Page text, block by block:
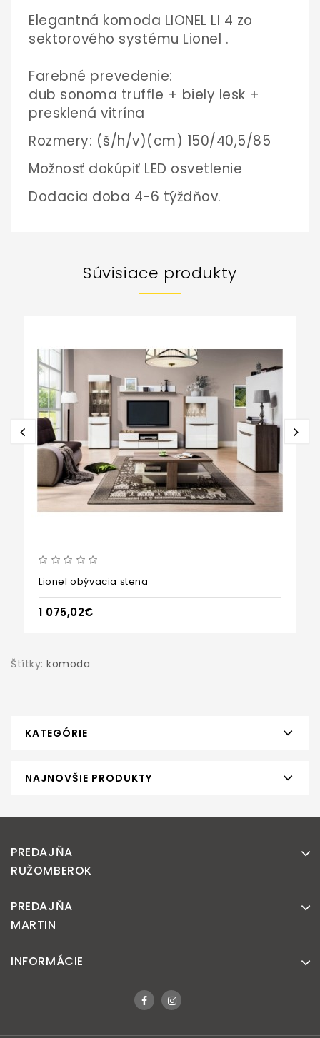
Elegantná komoda LIONEL LI 4 zo
sektorového systému Lionel .
Farebné prevedenie:
dub sonoma truffle + biely lesk +
presklená vitrína
Rozmery: (š/h/v)(cm) 150/40,5/85
Možnosť dokúpiť LED osvetlenie
Dodacia doba 4-6 týždňov.
Súvisiace produkty
Lionel obývacia stena
1 075,02€
Štítky: komoda
KATEGÓRIE
NAJNOVŠIE PRODUKTY
PREDAJŇA
RUŽOMBEROK
PREDAJŇA
MARTIN
INFORMÁCIE